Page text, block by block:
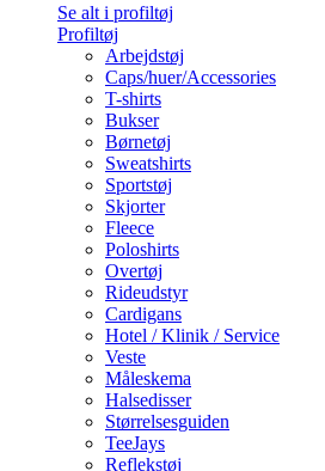
Se alt i profiltøj
Profiltøj
Arbejdstøj
Caps/huer/Accessories
T-shirts
Bukser
Børnetøj
Sweatshirts
Sportstøj
Skjorter
Fleece
Poloshirts
Overtøj
Rideudstyr
Cardigans
Hotel / Klinik / Service
Veste
Måleskema
Halsedisser
Størrelsesguiden
TeeJays
Reflekstøj